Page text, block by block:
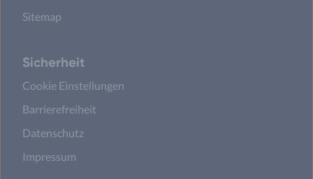
Sitemap
Sicherheit
Cookie Einstellungen
Barrierefreiheit
Datenschutz
Impressum